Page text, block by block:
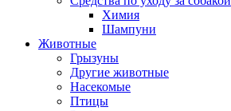
Химия
Шампуни
Животные
Грызуны
Другие животные
Насекомые
Птицы